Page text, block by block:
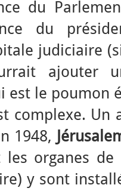
du
du
judiciaire
ajouter
est le poumon
complexe.
1948,
organes de
y sont